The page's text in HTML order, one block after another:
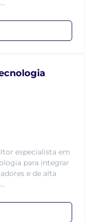
especialista em
para integrar
e de alta